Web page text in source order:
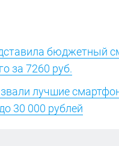
бюджетный
за 7260 руб.
лучшие
30 000 рублей